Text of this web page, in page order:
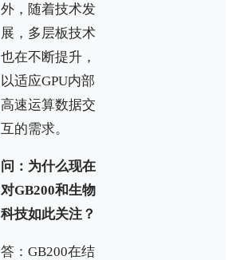
外，随着技术发
展，多层板技术
也在不断提升，
以适应GPU内部
高速运算数据交
互的需求。
问：为什么现在
对GB200和生物
科技如此关注？
答：GB200在结